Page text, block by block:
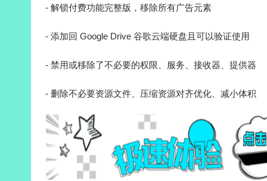
- 解锁付费功能完整版，移除所有广告元素
- 添加回 Google Drive 谷歌云端硬盘且可以验证使用
- 禁用或移除了不必要的权限、服务、接收器、提供器
- 删除不必要资源文件、压缩资源对齐优化、减小体积